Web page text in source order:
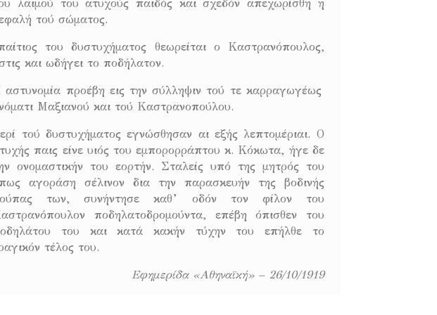
λαιμού του ατυχούς παιδός και σχεδόν απεχωρίσθη η
τού σώματος.
του δυστυχήματος θεωρείται ο Καστρανόπουλος,
και ωδήγει το ποδήλατον.
αστυνομία προέβη εις την σύλληψιν τού τε καρραγωγέως
Μαξιανού και τού Καστρανοπούλου.
τού δυστυχήματος εγνώσθησαν αι εξής λεπτομέριαι. Ο
παις είνε υιός του εμπορορράπτου κ. Κόκωτα, ήγε δε
ονομαστικήν του εορτήν. Σταλείς υπό της μητρός του
αγοράση σέλινον δια την παρασκευήν της βοδινής
των, συνήντησε καθ’ οδόν τον φίλον του
ποδηλατοδρομούντα, επέβη όπισθεν του
του και κατά κακήν τύχην του επήλθε το
τέλος του.
Εφημερίδα «Αθηναϊκή» – 26/10/1919